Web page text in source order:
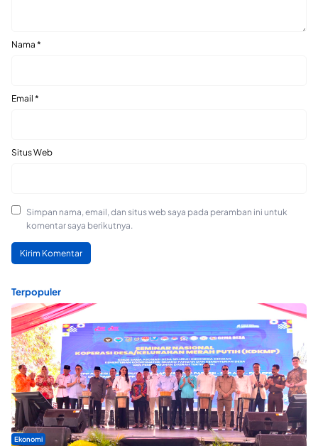
Nama *
Email *
Situs Web
Simpan nama, email, dan situs web saya pada peramban ini untuk
komentar saya berikutnya.
Terpopuler
Ekonomi